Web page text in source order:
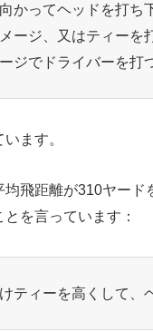
かってヘッドを打ち
ージ、又はティーを
ジでドライバーを打
ます。
均飛距離が310ヤー
を言っています：
ティーを高くして、